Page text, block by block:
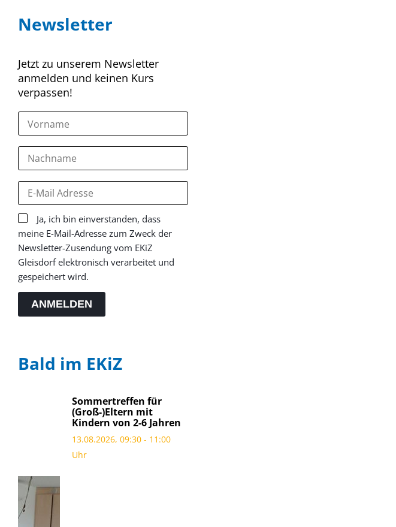
Newsletter
Jetzt zu unserem Newsletter
anmelden und keinen Kurs
verpassen!
Ja, ich bin einverstanden, dass
meine E-Mail-Adresse zum Zweck der
Newsletter-Zusendung vom EKiZ
Gleisdorf elektronisch verarbeitet und
gespeichert wird.
ANMELDEN
Bald im EKiZ
Sommertreffen für
(Groß-)Eltern mit
Kindern von 2-6 Jahren
13.08.2026, 09:30 - 11:00
Uhr